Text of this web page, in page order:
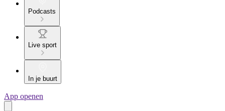
Podcasts
Live sport
In je buurt
App openen